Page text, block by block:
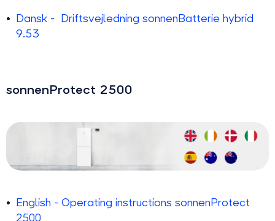
Dansk - Driftsvejledning sonnenBatterie hybrid
9.53
sonnenProtect 2500
English - Operating instructions sonnenProtect
2500